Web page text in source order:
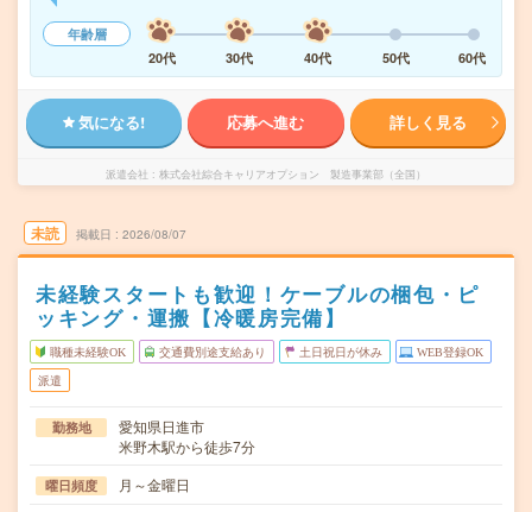
年齢層
20代
30代 40代 50代 60代
気になる! 応募へ進む 詳しく見る
派遣会社 株式会社綜合キャリアオプション 製造事業部（全国）
未読 掲載日 2026/08/07
未経験スタートも歓迎！ケーブルの梱包・ピ
ッキング・運搬【冷暖房完備】
職種未経験OK 交通費別途支給あり 土日祝日が休み WEB登録OK
派遣
勤務地
愛知県日進市
米野木駅から徒歩7分
曜日頻度 月～金曜日